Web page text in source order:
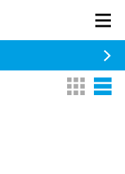
PRIJAVA
KONTAKT
Thumbnail
List